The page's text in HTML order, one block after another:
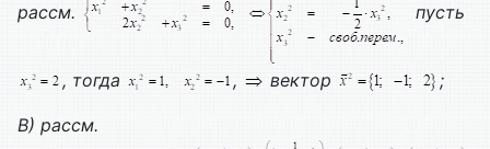
рассм. пусть
, тогда , вектор ;
В) рассм.